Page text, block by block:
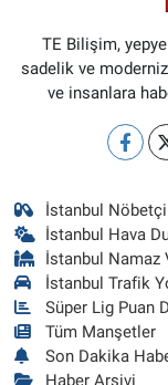
TE Bilişim,
sadelik ve
ve insanlara
İstanbul
İstanbul Hava
İstanbul Namaz
İstanbul Trafik
Süper Lig Puan
Tüm Manşetler
Son Dakika
Haber Arşivi